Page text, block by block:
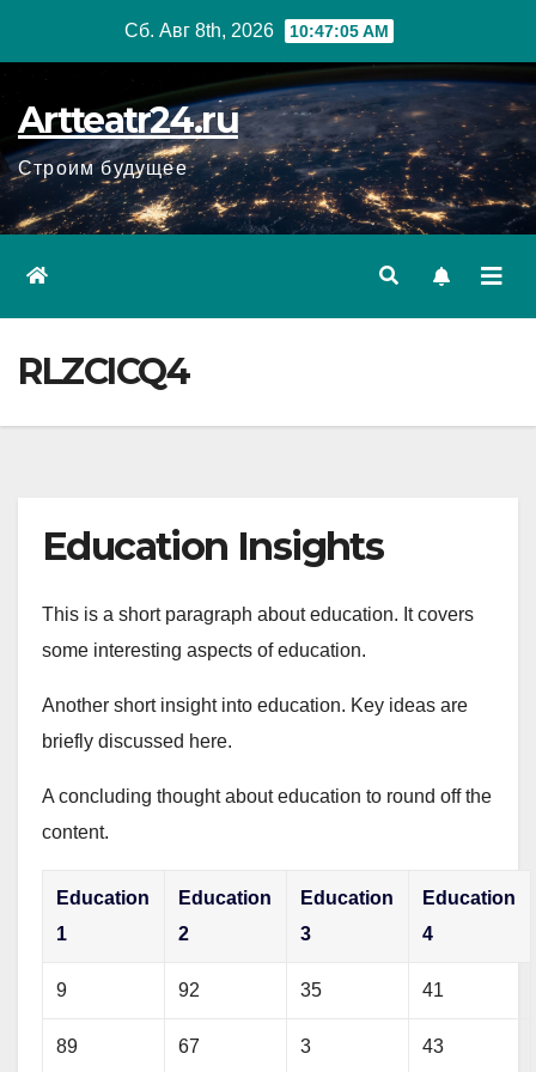
Сб. Авг 8th, 2026 10:47:06 AM
Artteatr24.ru
Строим будущее
RLZCICQ4
Education Insights
This is a short paragraph about education. It covers
some interesting aspects of education.
Another short insight into education. Key ideas are
briefly discussed here.
A concluding thought about education to round off the
content.
Education
1
Education
2
Education
3
Education
4
9 92 35 41
89 67 3 43